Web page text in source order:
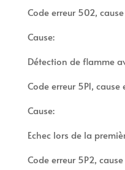
Code erreur 502,
Cause:
Détection de flamme
Code erreur 5P1,
Cause:
Echec lors de la
Code erreur 5P2,